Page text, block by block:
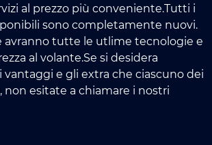
al prezzo più conveniente.Tutti i
sono completamente nuovi.
avranno tutte le utlime tecnologie e
al volante.Se si desidera
e gli extra che ciascuno dei
non esitate a chiamare i nostri